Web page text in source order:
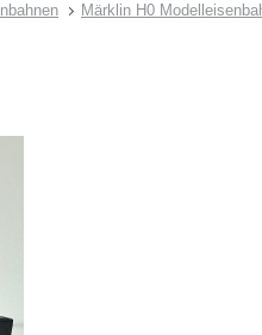
Märklin H0